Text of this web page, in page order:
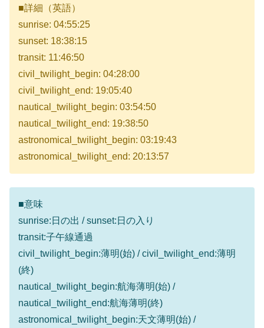
■詳細（英語）
sunrise: 04:55:25
sunset: 18:38:15
transit: 11:46:50
civil_twilight_begin: 04:28:00
civil_twilight_end: 19:05:40
nautical_twilight_begin: 03:54:50
nautical_twilight_end: 19:38:50
astronomical_twilight_begin: 03:19:43
astronomical_twilight_end: 20:13:57
■意味
sunrise:日の出 / sunset:日の入り
transit:子午線通過
civil_twilight_begin:薄明(始) / civil_twilight_end:薄明
(終)
nautical_twilight_begin:航海薄明(始) /
nautical_twilight_end:航海薄明(終)
astronomical_twilight_begin:天文薄明(始) /